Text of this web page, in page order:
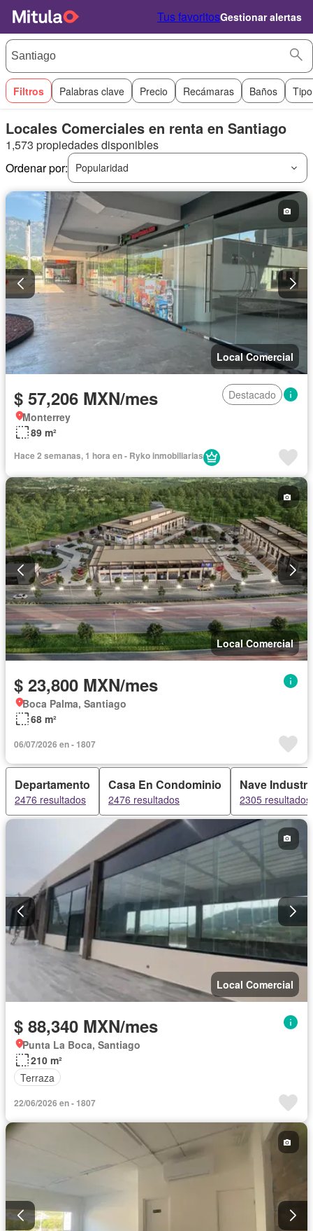
Tus favoritosGestionar alertas
Filtros Palabras clave Precio Recámaras Baños
Locales Comerciales en renta en Santiago
1,573 propiedades disponibles
Ordenar por:
Popularidad
Local Comercial
$ 57,206 MXN/mes
Destacado
Monterrey
89 m²
Hace 2 semanas, 1 hora en - Ryko inmobiliarias
Local Comercial
$ 23,800 MXN/mes
Boca Palma, Santiago
68 m²
06/07/2026 en - 1807
Departamento
2476 resultados
Casa En Condominio
2476 resultados
Nave
2305 resultados
Local Comercial
$ 88,340 MXN/mes
Punta La Boca, Santiago
210 m²
Terraza
22/06/2026 en - 1807